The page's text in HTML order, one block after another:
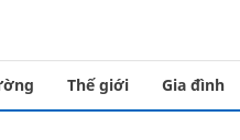
Thế giới Gia đình